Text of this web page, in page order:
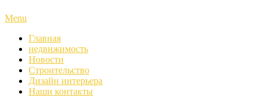
Menu
Главная
недвижимость
Новости
Строительство
Дизайн интерьера
Наши контакты